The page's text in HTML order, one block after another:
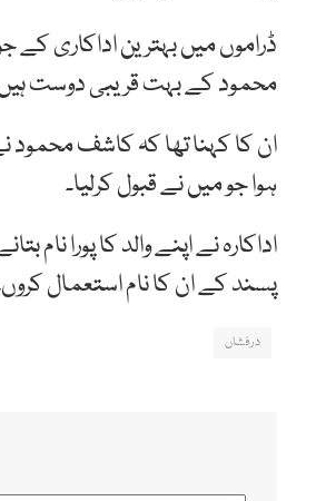
ڈراموں میں بہترین اداکاری کے
محمود کے بہت قریبی دوست
ان کا کہنا تھا کہ کاشف محمود
ہوا جو میں نے قبول کرلیا۔
اداکارہ نے اپنے والد کا پورا نام
پسند کے ان کا نام استعمال
درفشاں